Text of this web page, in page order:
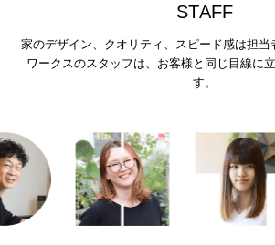
STAFF
家のデザイン、クオリティ、スピード感は担当
ワークスのスタッフは、お客様と同じ目線に
す。